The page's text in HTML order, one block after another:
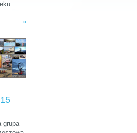
W
»
grupa